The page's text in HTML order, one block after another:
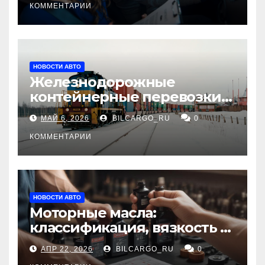
КОММЕНТАРИИ
НОВОСТИ АВТО
Железнодорожные
контейнерные перевозки
из Китая в Россию:
маршруты, сроки и
требования
МАЙ 6, 2026 BILCARGO_RU 0
КОММЕНТАРИИ
НОВОСТИ АВТО
Моторные масла:
классификация, вязкость и
рекомендации по выбору
для различных типов
АПР 22, 2026 BILCARGO_RU 0